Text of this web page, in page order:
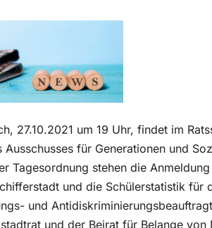
27.10.2021 um 19 Uhr, findet im
Ausschusses für Generationen und
Tagesordnung stehen die
und die Schülerstatistik für
und
und der Beirat für Belange